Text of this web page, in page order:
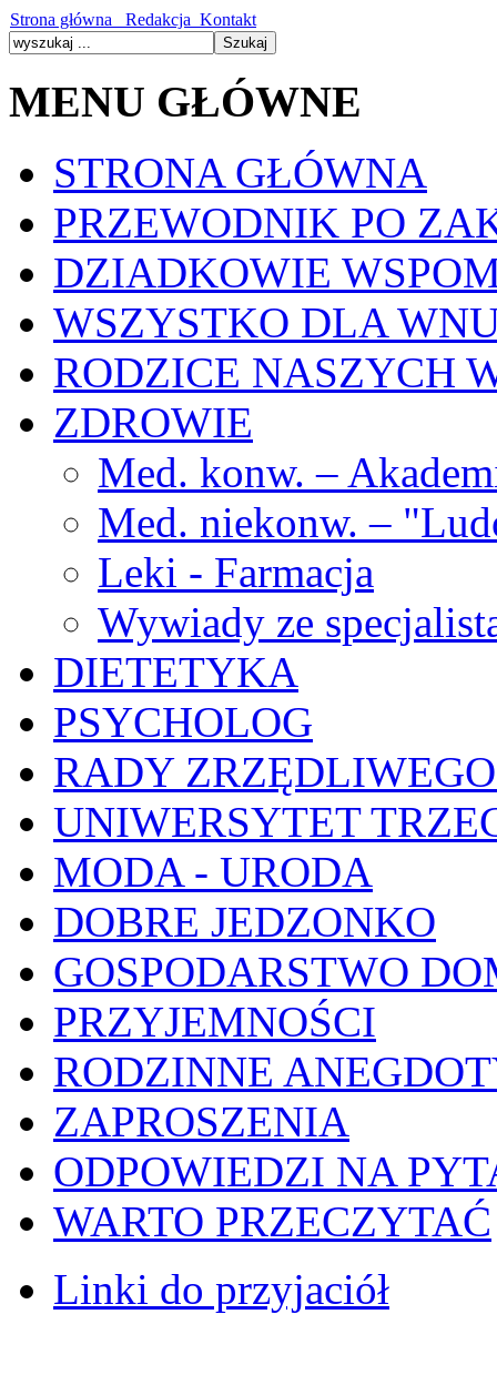
Strona główna Redakcja Kontakt
MENU GŁÓWNE
STRONA GŁÓWNA
PRZEWODNIK PO
DZIADKOWIE
WSZYSTKO DLA
RODZICE NASZYCH
ZDROWIE
Med. konw. –
Med. niekonw. –
Leki - Farmacja
Wywiady ze
DIETETYKA
PSYCHOLOG
RADY
UNIWERSYTET
MODA - URODA
DOBRE JEDZONKO
GOSPODARSTWO
PRZYJEMNOŚCI
RODZINNE
ZAPROSZENIA
ODPOWIEDZI NA
WARTO PRZECZYTAĆ
Linki do przyjaciół